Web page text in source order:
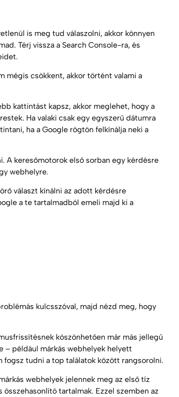
is meg tud válaszolni, akkor könnyen
Térj vissza a Search Console-ra, és
mégis csökkent, akkor történt valami a
kattintást kapsz, akkor meglehet, hogy a
Ha valaki csak egy egyszerű dátumra
ha a Google rögtön felkínálja neki a
A keresőmotorok első sorban egy kérdésre
webhelyre.
választ kínálni az adott kérdésre
a te tartalmadból emeli majd ki a
kulcsszóval, majd nézd meg, hogy
köszönhetően már más jellegű
– például márkás webhelyek helyett
fogsz tudni a top találatok között rangsorolni.
webhelyek jelennek meg az első tíz
tartalmak. Ezzel szemben az